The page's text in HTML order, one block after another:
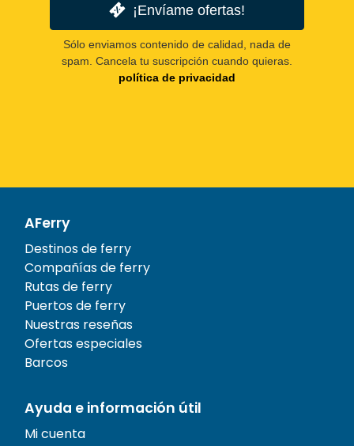
¡Envíame ofertas!
Sólo enviamos contenido de calidad, nada de
spam. Cancela tu suscripción cuando quieras.
política de privacidad
AFerry
Destinos de ferry
Compañías de ferry
Rutas de ferry
Puertos de ferry
Nuestras reseñas
Ofertas especiales
Barcos
Ayuda e información útil
Mi cuenta